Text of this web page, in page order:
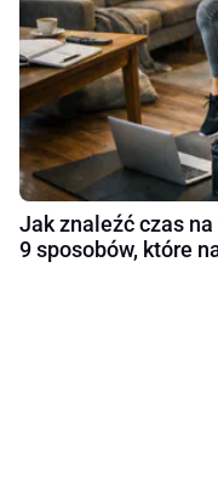
Jak znaleźć czas
9 sposobów, które